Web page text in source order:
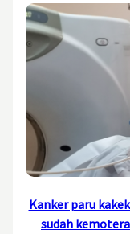
Kanker paru
sudah